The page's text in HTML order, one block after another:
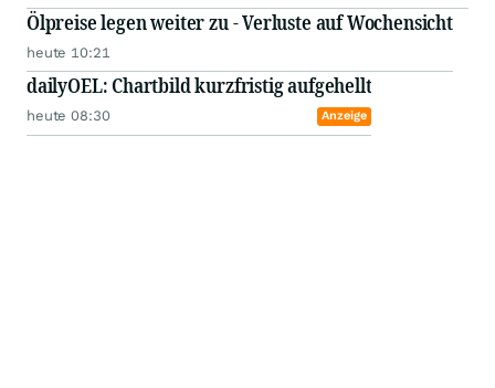
Ölpreise legen weiter zu - Verluste auf Wochensicht
heute 10:21
dailyOEL: Chartbild kurzfristig aufgehellt
heute 08:30 Anzeige